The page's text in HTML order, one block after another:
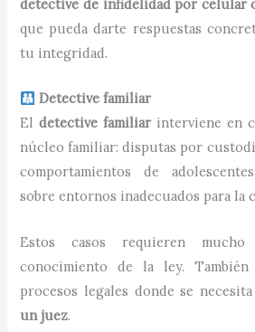
detective de infidelidad por celular
que pueda darte respuestas
tu integridad.
Detective familiar
Eldetective familiar interviene en
núcleo familiar: disputas por
comportamientos de
sobre entornos inadecuados para la
Estos casos requieren
conocimiento de la ley.
procesos legales donde se necesita
un juez.